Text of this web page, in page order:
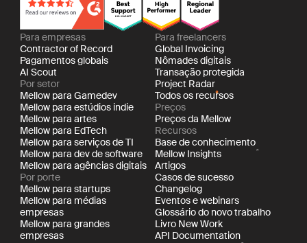
Para empresas
Contractor of Record
Pagamentos globais
AI Scout
Por setor
Mellow para Gamedev
Mellow para estúdios indie
Mellow para artes
Mellow para EdTech
Mellow para serviços de TI
Mellow para dev de software
Mellow para agências digitais
Por porte
Mellow para startups
Mellow para médias
empresas
Mellow para grandes
empresas
Para freelancers
Global Invoicing
Nômades digitais
Transação protegida
Project Radar
Todos os recursos
Preços
Preços da Mellow
Recursos
Base de conhecimento
Mellow Insights
Artigos
Casos de sucesso
Changelog
Eventos e webinars
Glossário do novo trabalho
Livro New Work
API Documentation